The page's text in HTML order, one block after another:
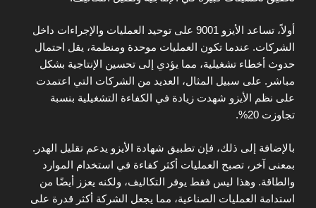
أولاً، تساعد الأيزو 9001 على توحيد العمليات والإجراءات داخل
الشركات. عندما تكون العمليات موحدة ومنظمة، يقل احتمال
حدوث أخطاء تشغيلية، مما يؤدي إلى تحسين الإنتاجية بشكل
مباشر. على سبيل المثال، العديد من الشركات التي اعتمدت
على نظم الأيزو شهدت زيادة في الكفاءة التشغيلية بنسبة
تجاوزت 20%.
بالإضافة إلى ذلك، فإن تطبيق شهادة الأيزو يدعم تقليل الهدر.
بمعنى آخر، تصبح العمليات أكثر كفاءة في استخدام الموارد
والطاقة. وهذا ليس فقط يوفر التكاليف، ولكنه يعزز أيضًا من
استدامة العمليات الصناعية، مما يجعل الشركة أكثر قدرة على